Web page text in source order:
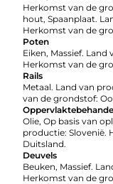
Herkomst van de
hout, Spaanplaat.
Herkomst van de
Poten
Eiken, Massief. Land
Herkomst van de
Rails
Metaal. Land van
van de grondstof:
Olie, Op basis van
productie: Slovenië.
Duitsland.
Deuvels
Beuken, Massief.
Herkomst van de